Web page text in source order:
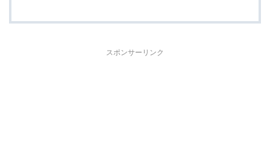
スポンサーリンク